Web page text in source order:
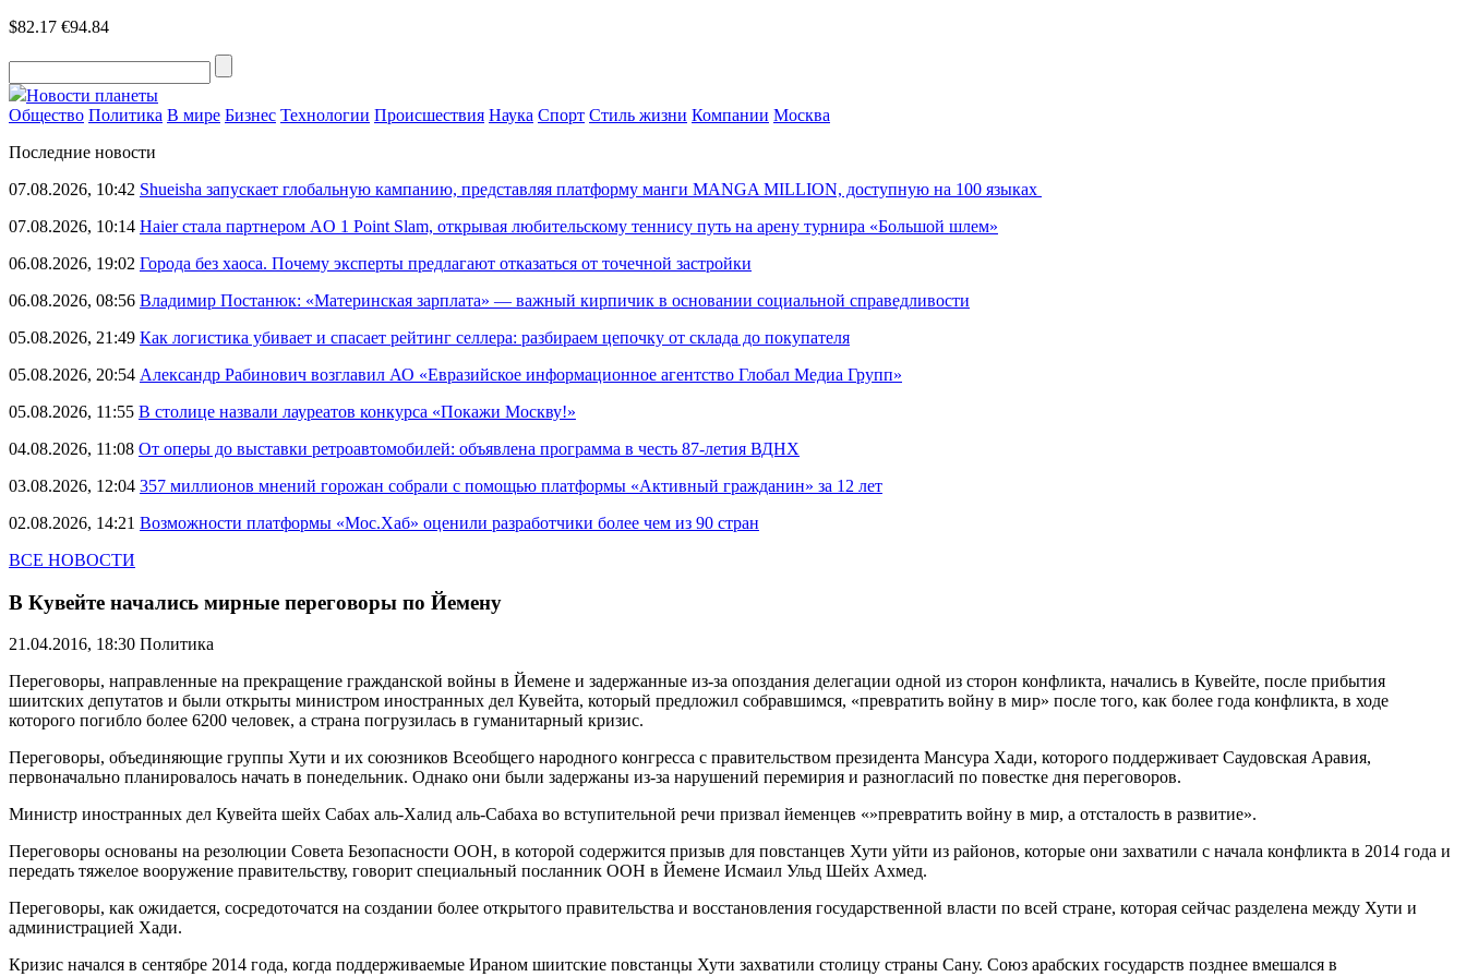
$82.17 €94.84
Новости планеты
Общество Политика В мире Бизнес Технологии Происшествия Наука Спорт Стиль жизни Компании Москва
Последние новости
07.08.2026, 10:42 Shueisha запускает глобальную кампанию, представляя платформу манги MANGA MILLION, доступную на 100 языках
07.08.2026, 10:14 Haier стала партнером AO 1 Point Slam, открывая любительскому теннису путь на арену турнира «Большой шлем»
06.08.2026, 19:02 Города без хаоса. Почему эксперты предлагают отказаться от точечной застройки
06.08.2026, 08:56 Владимир Постанюк: «Материнская зарплата» — важный кирпичик в основании социальной справедливости
05.08.2026, 21:49 Как логистика убивает и спасает рейтинг селлера: разбираем цепочку от склада до покупателя
05.08.2026, 20:54 Александр Рабинович возглавил АО «Евразийское информационное агентство Глобал Медиа Групп»
05.08.2026, 11:55 В столице назвали лауреатов конкурса «Покажи Москву!»
04.08.2026, 11:08 От оперы до выставки ретроавтомобилей: объявлена программа в честь 87-летия ВДНХ
03.08.2026, 12:04 357 миллионов мнений горожан собрали с помощью платформы «Активный гражданин» за 12 лет
02.08.2026, 14:21 Возможности платформы «Мос.Хаб» оценили разработчики более чем из 90 стран
ВСЕ НОВОСТИ
В Кувейте начались мирные переговоры по Йемену
21.04.2016, 18:30 Политика
Переговоры, направленные на прекращение гражданской войны в Йемене и задержанные из-за опоздания делегации одной из сторон конфликта, начались в Кувейте, после прибытия
шиитских депутатов и были открыты министром иностранных дел Кувейта, который предложил собравшимся, «превратить войну в мир» после того, как более года конфликта, в ходе
которого погибло более 6200 человек, а страна погрузилась в гуманитарный кризис.
Переговоры, объединяющие группы Хути и их союзников Всеобщего народного конгресса с правительством президента Мансура Хади, которого поддерживает Саудовская Аравия,
первоначально планировалось начать в понедельник. Однако они были задержаны из-за нарушений перемирия и разногласий по повестке дня переговоров.
Министр иностранных дел Кувейта шейх Сабах аль-Халид аль-Сабаха во вступительной речи призвал йеменцев «»превратить войну в мир, а отсталость в развитие».
Переговоры основаны на резолюции Совета Безопасности ООН, в которой содержится призыв для повстанцев Хути уйти из районов, которые они захватили с начала конфликта в 2014 года и
передать тяжелое вооружение правительству, говорит специальный посланник ООН в Йемене Исмаил Ульд Шейх Ахмед.
Переговоры, как ожидается, сосредоточатся на создании более открытого правительства и восстановления государственной власти по всей стране, которая сейчас разделена между Хути и
администрацией Хади.
Кризис начался в сентябре 2014 года, когда поддерживаемые Ираном шиитские повстанцы Хути захватили столицу страны Сану. Союз арабских государств позднее вмешался в